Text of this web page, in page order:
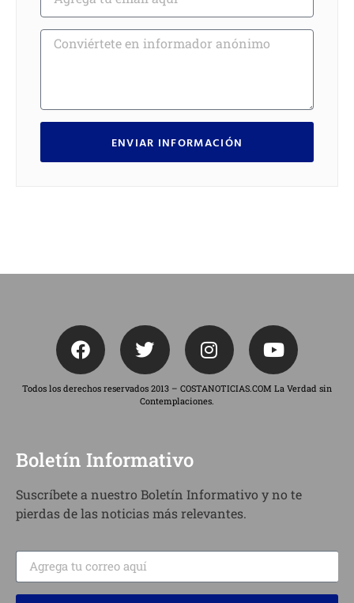
ENVIAR INFORMACIÓN
Todos los derechos reservados 2013 – COSTANOTICIAS.COM La Verdad sin
Contemplaciones.
Boletín Informativo
Suscríbete a nuestro Boletín Informativo y no te
pierdas de las noticias más relevantes.